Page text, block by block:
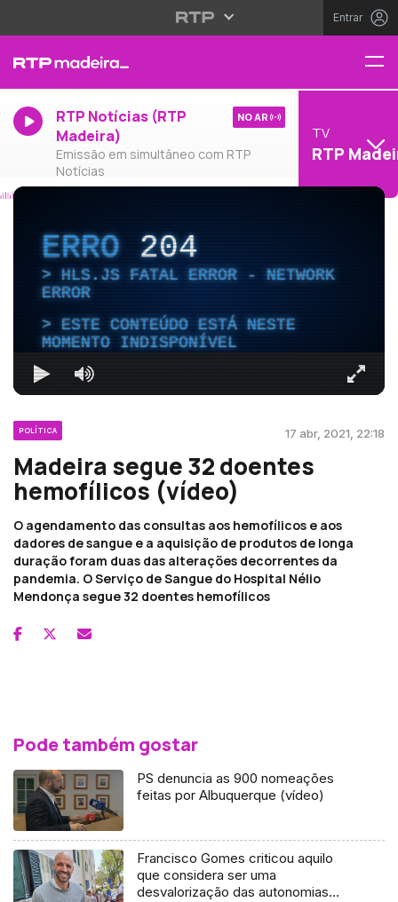
Entrar
RTP Notícias (RTP
Madeira)
Emissão em simultâneo com RTP
Notícias
NO AR
TV
RTP
ERRO204
HLS.JS FATAL ERROR - NETWORK
ERROR
ESTE CONTEÚDO ESTÁ NESTE
MOMENTO INDISPONÍVEL
POLÍTICA 17 abr, 2021, 22:18
Madeira segue 32 doentes
hemofílicos (vídeo)
O agendamento das consultas aos hemofílicos e aos
dadores de sangue e a aquisição de produtos de longa
duração foram duas das alterações decorrentes da
pandemia. O Serviço de Sangue do Hospital Nélio
Mendonça segue 32 doentes hemofílicos
Pode também gostar
PS denuncia as 900 nomeações
feitas por Albuquerque (vídeo)
Francisco Gomes criticou aquilo
que considera ser uma
desvalorização das autonomias